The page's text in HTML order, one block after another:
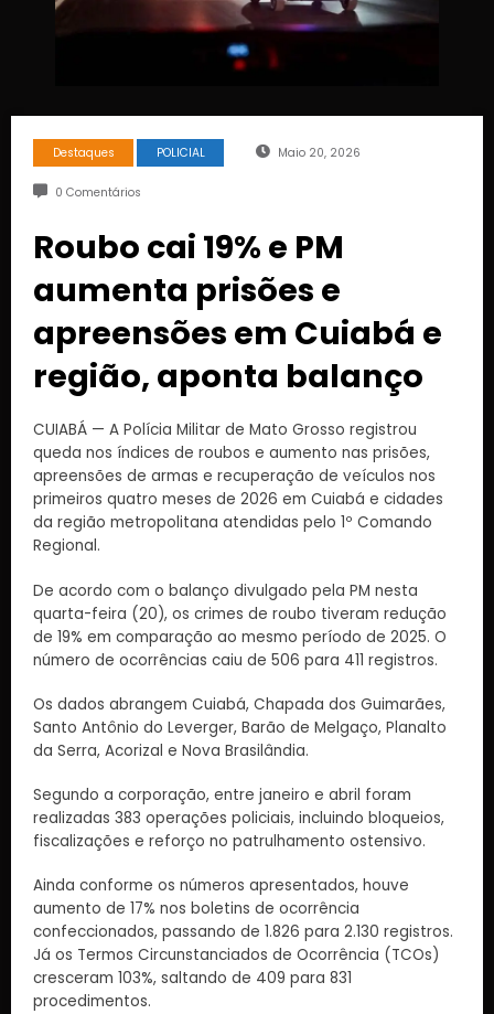
Destaques POLICIAL Maio 20, 2026
0 Comentários
Roubo cai 19% e PM
aumenta prisões e
apreensões em Cuiabá e
região, aponta balanço
CUIABÁ — A Polícia Militar de Mato Grosso registrou
queda nos índices de roubos e aumento nas prisões,
apreensões de armas e recuperação de veículos nos
primeiros quatro meses de 2026 em Cuiabá e cidades
da região metropolitana atendidas pelo 1º Comando
Regional.
De acordo com o balanço divulgado pela PM nesta
quarta-feira (20), os crimes de roubo tiveram redução
de 19% em comparação ao mesmo período de 2025. O
número de ocorrências caiu de 506 para 411 registros.
Os dados abrangem Cuiabá, Chapada dos Guimarães,
Santo Antônio do Leverger, Barão de Melgaço, Planalto
da Serra, Acorizal e Nova Brasilândia.
Segundo a corporação, entre janeiro e abril foram
realizadas 383 operações policiais, incluindo bloqueios,
fiscalizações e reforço no patrulhamento ostensivo.
Ainda conforme os números apresentados, houve
aumento de 17% nos boletins de ocorrência
confeccionados, passando de 1.826 para 2.130 registros.
Já os Termos Circunstanciados de Ocorrência (TCOs)
cresceram 103%, saltando de 409 para 831
procedimentos.